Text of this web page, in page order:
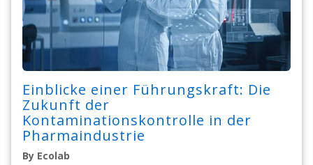
Einblicke einer Führungskraft: Die
Zukunft der
Kontaminationskontrolle in der
Pharmaindustrie
By Ecolab